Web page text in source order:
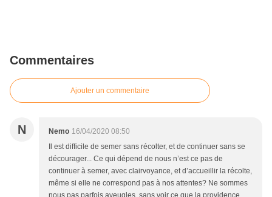
Commentaires
Ajouter un commentaire
N Nemo 16/04/2020 08:50
Il est difficile de semer sans récolter, et de continuer sans se
décourager... Ce qui dépend de nous n’est ce pas de
continuer à semer, avec clairvoyance, et d’accueillir la récolte,
même si elle ne correspond pas à nos attentes? Ne sommes
nous pas parfois aveugles, sans voir ce que la providence